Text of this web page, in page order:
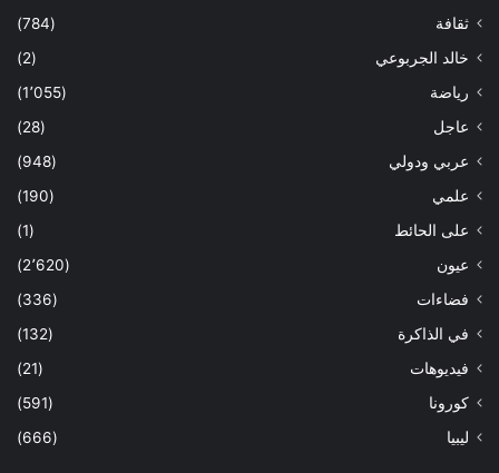
ثقافة
(784)
خالد الجربوعي
(2)
رياضة
(1٬055)
عاجل
(28)
عربي ودولي
(948)
علمي
(190)
على الحائط
(1)
عيون
(2٬620)
فضاءات
(336)
في الذاكرة
(132)
فيديوهات
(21)
كورونا
(591)
ليبيا
(666)